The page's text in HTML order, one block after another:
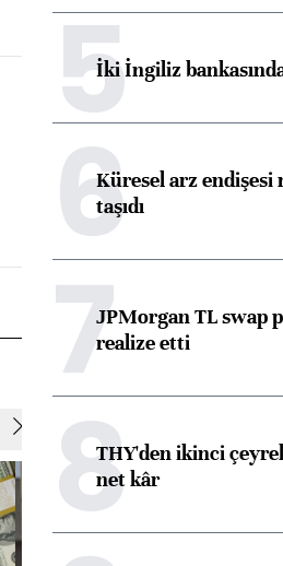
5İki İngiliz
6Küresel arz endişesi
taşıdı
7JPMorgan TL swap
realize etti
8THY'den ikinci
net kâr